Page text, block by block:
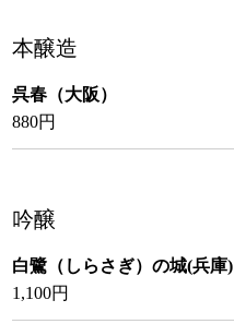
本醸造
呉春（大阪）
880円
吟醸
白鷺（しらさぎ）の城(兵庫)
1,100円